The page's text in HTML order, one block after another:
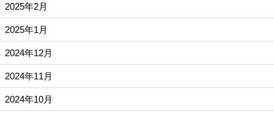
2025年2月
2025年1月
2024年12月
2024年11月
2024年10月